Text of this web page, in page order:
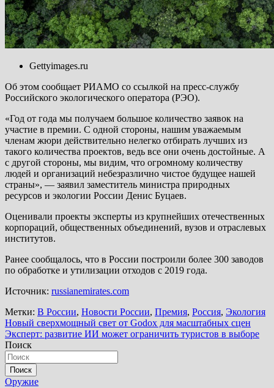
Gettyimages.ru
Об этом сообщает РИАМО со ссылкой на пресс-службу
Российского экологического оператора (РЭО).
«Год от года мы получаем большое количество заявок на
участие в премии. С одной стороны, нашим уважаемым
членам жюри действительно нелегко отбирать лучших из
такого количества проектов, ведь все они очень достойные. А
с другой стороны, мы видим, что огромному количеству
людей и организаций небезразлично чистое будущее нашей
страны», — заявил заместитель министра природных
ресурсов и экологии России Денис Буцаев.
Оценивали проекты эксперты из крупнейших отечественных
корпораций, общественных объединений, вузов и отраслевых
институтов.
Ранее сообщалось, что в России построили более 300 заводов
по обработке и утилизации отходов с 2019 года.
Источник: russianemirates.com
Метки: В России, Новости России, Премия, Россия, Экология
Навигация
по
записям
Новый сверхмощный свет от Godox для масштабных сцен
Эксперт: развитие ИИ может ограничить туристов в выборе
Поиск
Поиск
Оружие